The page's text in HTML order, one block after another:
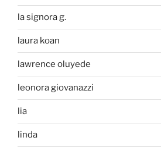
la signora g.
laura koan
lawrence oluyede
leonora giovanazzi
lia
linda